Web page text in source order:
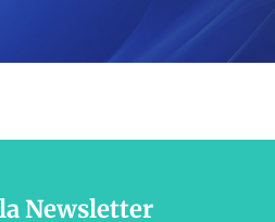
Newsletter